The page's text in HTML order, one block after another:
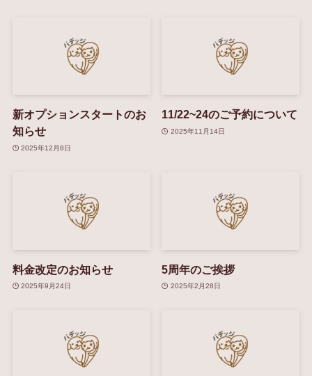
新オプションスタートのお
知らせ
2025年12月8日
11/22~24のご予約について
2025年11月14日
料金改定のお知らせ
2025年9月24日
5周年のご挨拶
2025年2月28日